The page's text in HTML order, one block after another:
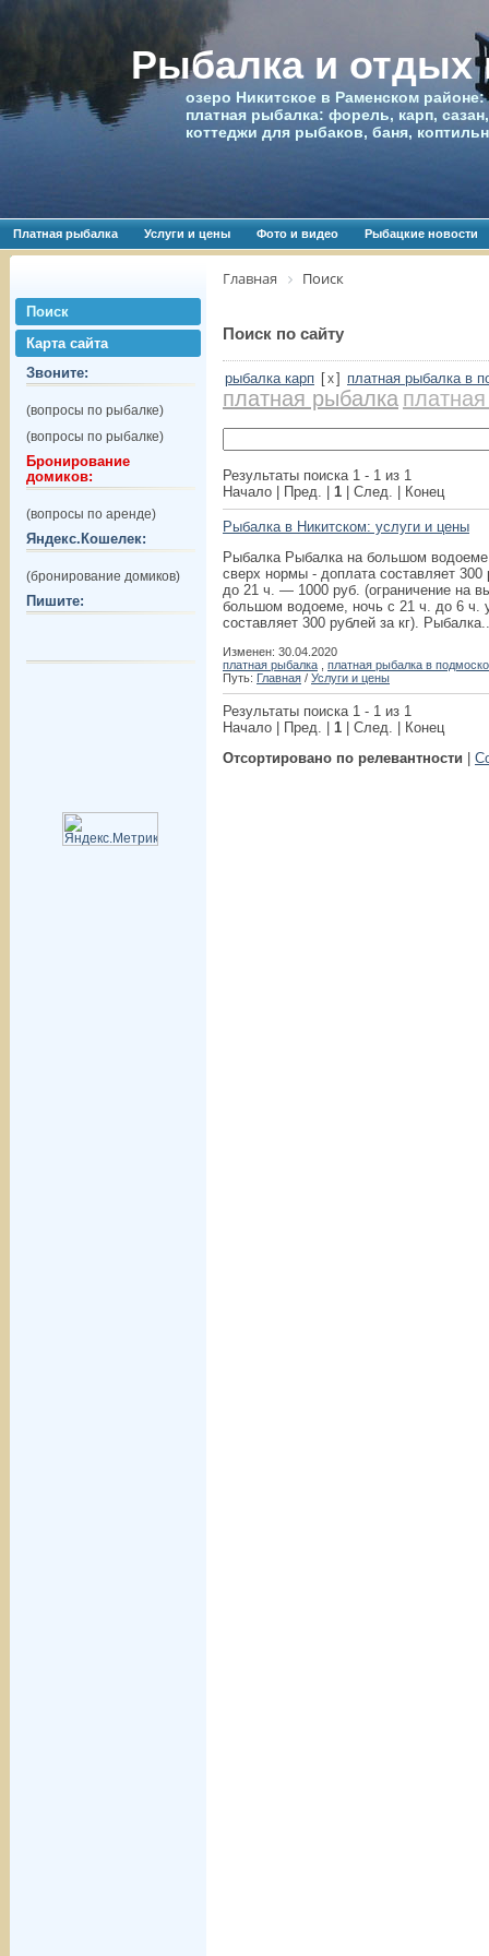
Рыбалка и отдых
озеро Никитское в Раменском
платная рыбалка: форель, карп,
коттеджи для рыбаков, баня,
Платная рыбалка Услуги и цены Фото и видео Рыбацкие новости
Поиск
Карта сайта
Звоните:
(вопросы по рыбалке)
(вопросы по рыбалке)
Бронирование
домиков:
(вопросы по аренде)
Яндекс.Кошелек:
(бронирование домиков)
Пишите:
Главная Поиск
Поиск по сайту
рыбалка карп [x] платная рыбалка в
платная рыбалка
Результаты поиска 1 - 1 из 1
Начало | Пред. | 1 | След. | Конец
Рыбалка в Никитском: услуги и цены
Рыбалка Рыбалка на большом
сверх нормы - доплата составляет
до 21 ч. — 1000 руб. (ограничение на
большом водоеме, ночь с 21 ч. до 6 ч.
составляет 300 рублей за кг).
Изменен: 30.04.2020
платная рыбалка
платная рыбалка в
Путь: Главная / Услуги и цены
Результаты поиска 1 - 1 из 1
Начало | Пред. | 1 | След. | Конец
Отсортировано по релевантности |